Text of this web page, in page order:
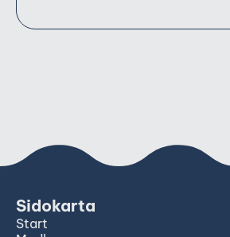
Sidokarta
Start